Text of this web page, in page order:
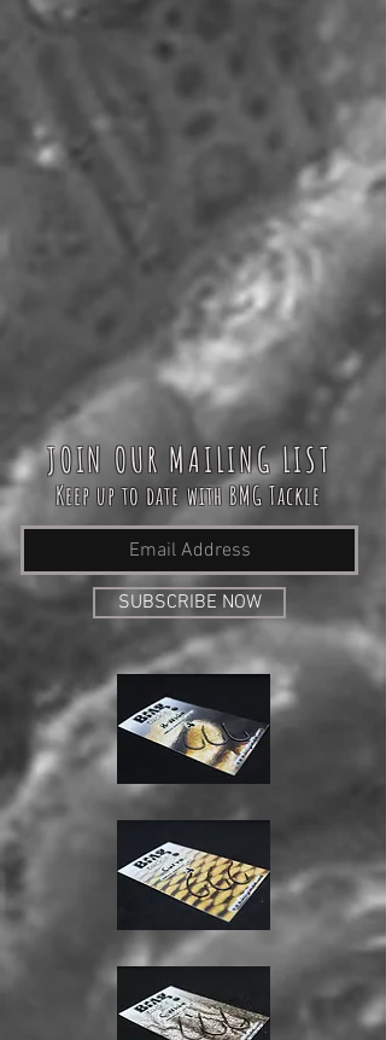
JOIN OUR MAILING LIST
Keep up to date with BMG Tackle
SUBSCRIBE NOW